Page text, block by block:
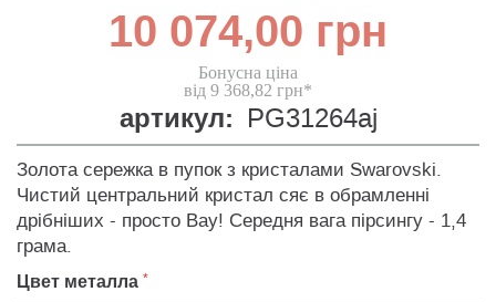
10 074,00 грн
Бонусна ціна
від 9 368,82 грн*
артикул: PG31264aj
Золота сережка в пупок з кристалами Swarovski.
Чистий центральний кристал сяє в обрамленні
дрібніших - просто Вау! Середня вага пірсингу - 1,4
грама.
Цвет металла